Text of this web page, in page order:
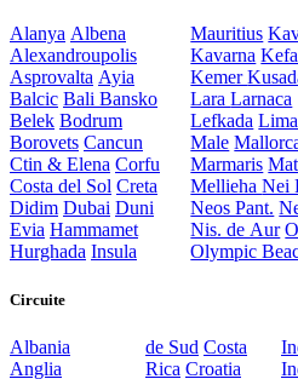
Alanya Albena
Alexandroupolis
Asprovalta Ayia
Balcic Bali Bansko
Belek Bodrum
Borovets Cancun
Ctin & Elena Corfu
Costa del Sol Creta
Didim Dubai Duni
Evia Hammamet
Hurghada Insula
Mauritius
Kavarna
Kemer
LaraLarnaca
Lefkada
Male
Marmaris
MelliehaNei
Neos Pant.
Nis. de Aur
Olympic
Circuite
Albania
Anglia
de Sud Costa
Rica Croatia